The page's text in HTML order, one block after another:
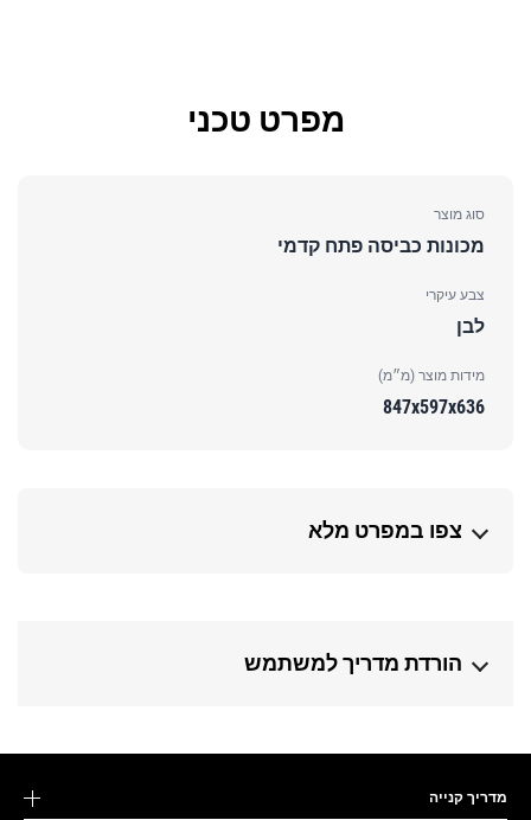
מפרט טכני
סוג מוצר
מכונות כביסה פתח קדמי
צבע עיקרי
לבן
מידות מוצר (מ״מ)
847x597x636
צפו במפרט מלא
הורדת מדריך למשתמש
מדריך קנייה